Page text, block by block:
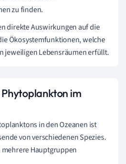
zu finden.
direkte Auswirkungen auf die
Ökosystemfunktionen, welche
jeweiligen Lebensräumen erfüllt.
im
in den Ozeanen ist
von verschiedenen Spezies.
mehrere Hauptgruppen